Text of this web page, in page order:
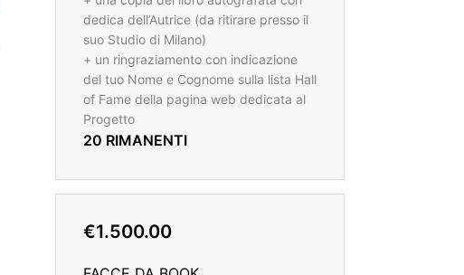
dedica dell’Autrice (da ritirare presso il
suo Studio di Milano)
+ un ringraziamento con indicazione
del tuo Nome e Cognome sulla lista Hall
of Fame della pagina web dedicata al
Progetto
20 RIMANENTI
€1.500.00